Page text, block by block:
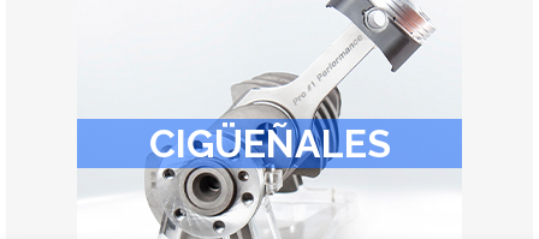
CIGÜEÑALES